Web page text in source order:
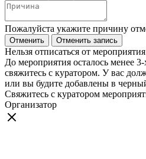
Пожалуйста укажите причину
Отменить Отменить запись
Нельзя отписаться от мероприятия
До мероприятия осталось менее
свяжитесь с куратором. У вас
или вы будите добавлены в
Свяжитесь с куратором
Организатор